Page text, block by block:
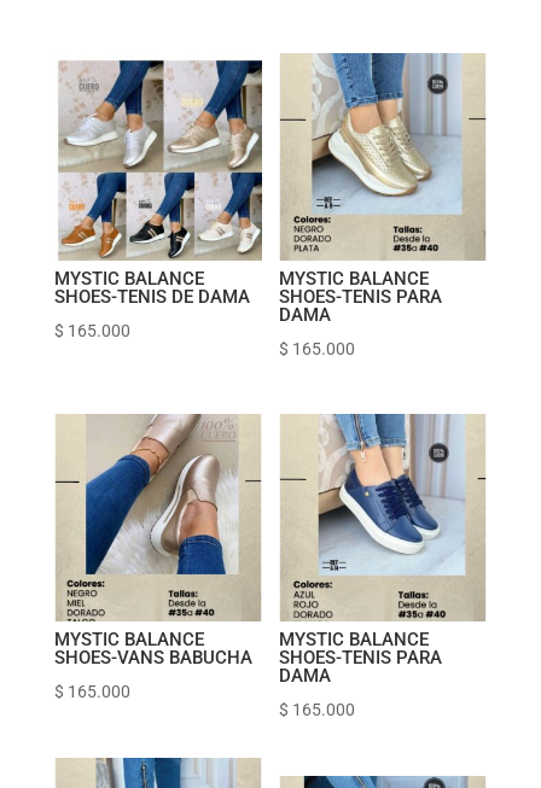
MYSTIC BALANCE
SHOES-TENIS DE DAMA
$ 165.000
MYSTIC BALANCE
SHOES-TENIS PARA
DAMA
$ 165.000
MYSTIC BALANCE
SHOES-VANS BABUCHA
$ 165.000
MYSTIC BALANCE
SHOES-TENIS PARA
DAMA
$ 165.000